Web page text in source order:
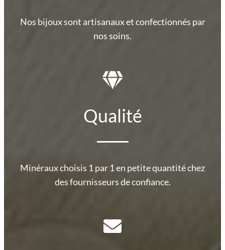
Nos bijoux sont artisanaux et confectionnés par
nos soins.
Qualité
Minéraux choisis 1 par 1 en petite quantité chez
des fournisseurs de confiance.